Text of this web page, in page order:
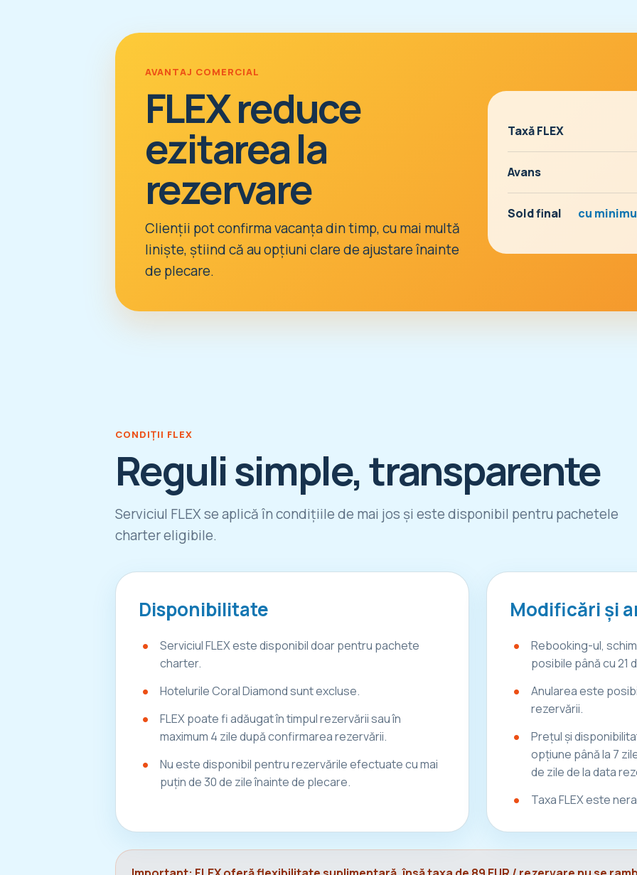
AVANTAJ COMERCIAL
FLEX reduce
ezitarea la
rezervare
Clienții pot confirma vacanța din timp, cu mai multă
liniște, știind că au opțiuni clare de ajustare înainte
de plecare.
Taxă FLEX
Avans
Sold final cu
CONDIȚII FLEX
Reguli simple, transparente
Serviciul FLEX se aplică în condițiile de mai jos și este disponibil pentru pachetele
charter eligibile.
Disponibilitate
Serviciul FLEX este disponibil doar pentru pachete
charter.
Hotelurile Coral Diamond sunt excluse.
FLEX poate fi adăugat în timpul rezervării sau în
maximum 4 zile după confirmarea rezervării.
Nu este disponibil pentru rezervările efectuate cu mai
puțin de 30 de zile înainte de plecare.
Modificări și
Rebooking-ul,
posibile până cu 21
Anularea este
rezervării.
Prețul și
opțiune până la 7
de zile de la data
Taxa FLEX este